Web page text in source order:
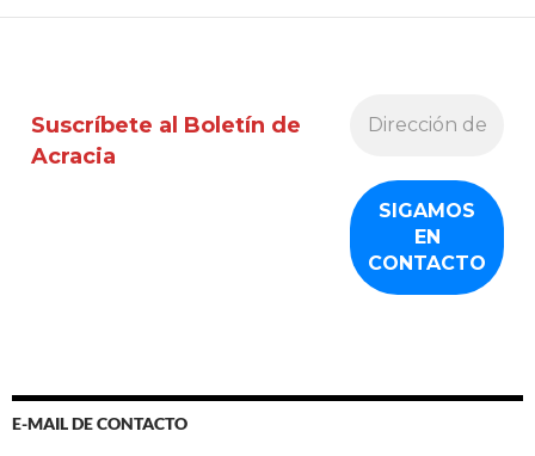
Suscríbete al Boletín de
Acracia
E-MAIL DE CONTACTO